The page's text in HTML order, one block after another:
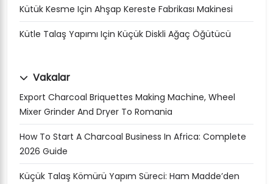
Kütük Kesme Için Ahşap Kereste Fabrikası Makinesi
Kütle Talaş Yapımı Için Küçük Diskli Ağaç Öğütücü
Vakalar
Export Charcoal Briquettes Making Machine, Wheel
Mixer Grinder And Dryer To Romania
How To Start A Charcoal Business In Africa: Complete
2026 Guide
Küçük Talaş Kömürü Yapım Süreci: Ham Madde’den